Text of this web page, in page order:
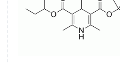
méthyl
diméthyl-